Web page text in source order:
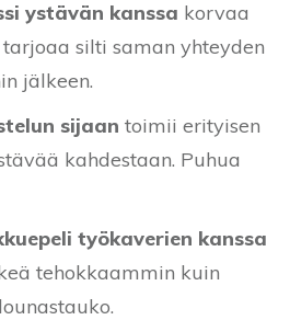
ystävän kanssa korvaa
silti saman yhteyden
jälkeen.
sijaan toimii erityisen
kahdestaan. Puhua
työkaverien kanssa
tehokkaammin kuin